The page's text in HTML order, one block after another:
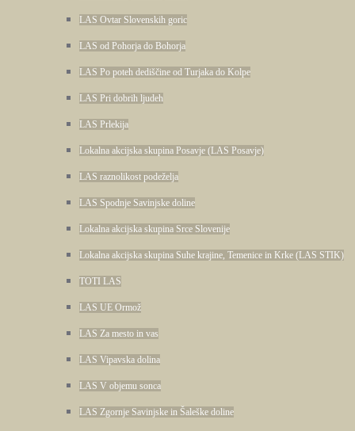
LAS Ovtar Slovenskih goric
LAS od Pohorja do Bohorja
LAS Po poteh dediščine od Turjaka do Kolpe
LAS Pri dobrih ljudeh
LAS Prlekija
Lokalna akcijska skupina Posavje (LAS Posavje)
LAS raznolikost podeželja
LAS Spodnje Savinjske doline
Lokalna akcijska skupina Srce Slovenije
Lokalna akcijska skupina Suhe krajine, Temenice in Krke (LAS STIK)
TOTI LAS
LAS UE Ormož
LAS Za mesto in vas
LAS Vipavska dolina
LAS V objemu sonca
LAS Zgornje Savinjske in Šaleške doline